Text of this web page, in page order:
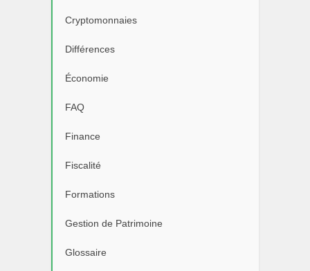
Cryptomonnaies
Différences
Économie
FAQ
Finance
Fiscalité
Formations
Gestion de Patrimoine
Glossaire